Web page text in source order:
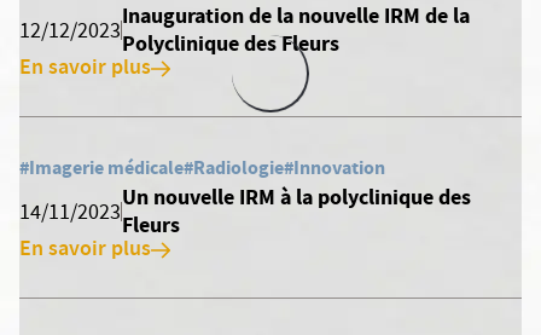
12/12/2023
Inauguration de la nouvelle IRM de la
Polyclinique des Fleurs
En savoir plus
#Imagerie médicale#Radiologie#Innovation
14/11/2023
Un nouvelle IRM à la polyclinique des
Fleurs
En savoir plus